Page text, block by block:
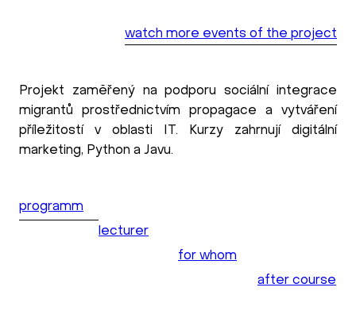
watch more events of the project
Projekt zaměřený na podporu sociální integrace
migrantů prostřednictvím propagace a vytváření
příležitostí v oblasti IT. Kurzy zahrnují digitální
marketing, Python a Javu.
programm
lecturer
for whom
after course